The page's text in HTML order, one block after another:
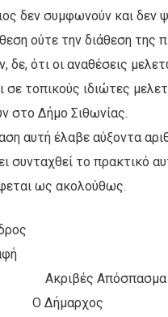
δεν συμφωνούν και δεν
ούτε την διάθεση της
δε, ότι οι αναθέσεις
σε τοπικούς ιδιώτες
στο Δήμο Σιθωνίας.
αυτή έλαβε αύξοντα
συνταχθεί το πρακτικό
ως ακολούθως.
Τα
Απόσπασμα